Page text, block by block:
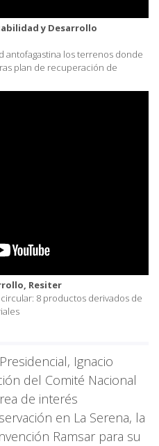
y Desarrollo
antofagastina los terrenos donde
plan de recuperación de
Resiter
8 productos derivados de
Ignacio
del Comité Nacional
de interés
en La Serena, la
Ramsar para su